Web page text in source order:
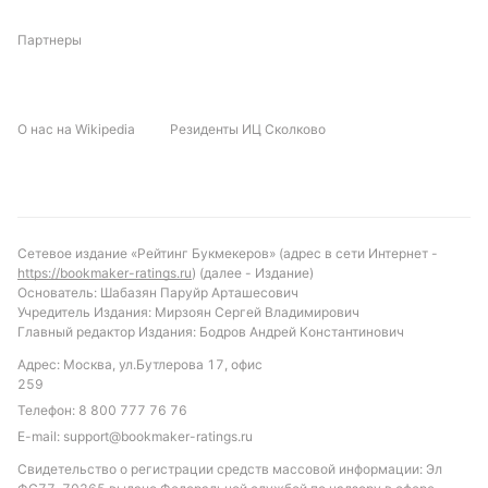
Прогноз и рекомендации по ставкам
Сити Торке имеет небольшое преимущество и
команды забивали уже в первые 45 минут. Также
интересной может стать ставка на количество
желтых карточек выше 4.5, что соответствует
характеру их противостояния и вероятной
жёсткости игры.
Обновлено:
Автор
Партнеры
О нас на Wikipedia Резиденты ИЦ Сколково
Сетевое издание «Рейтинг Букмекеров» (адрес в сети Интернет -
https://bookmaker-ratings.ru) (далее - Издание)
Основатель: Шабазян Паруйр Арташесович
Учредитель Издания: Мирзоян Сергей Владимирович
Главный редактор Издания: Бодров Андрей Константинович
Адрес: Москва, ул.Бутлерова 17, офис
259
Телефон: 8 800 777 76 76
E-mail: support@bookmaker-ratings.ru
Свидетельство о регистрации средств массовой информации: Эл